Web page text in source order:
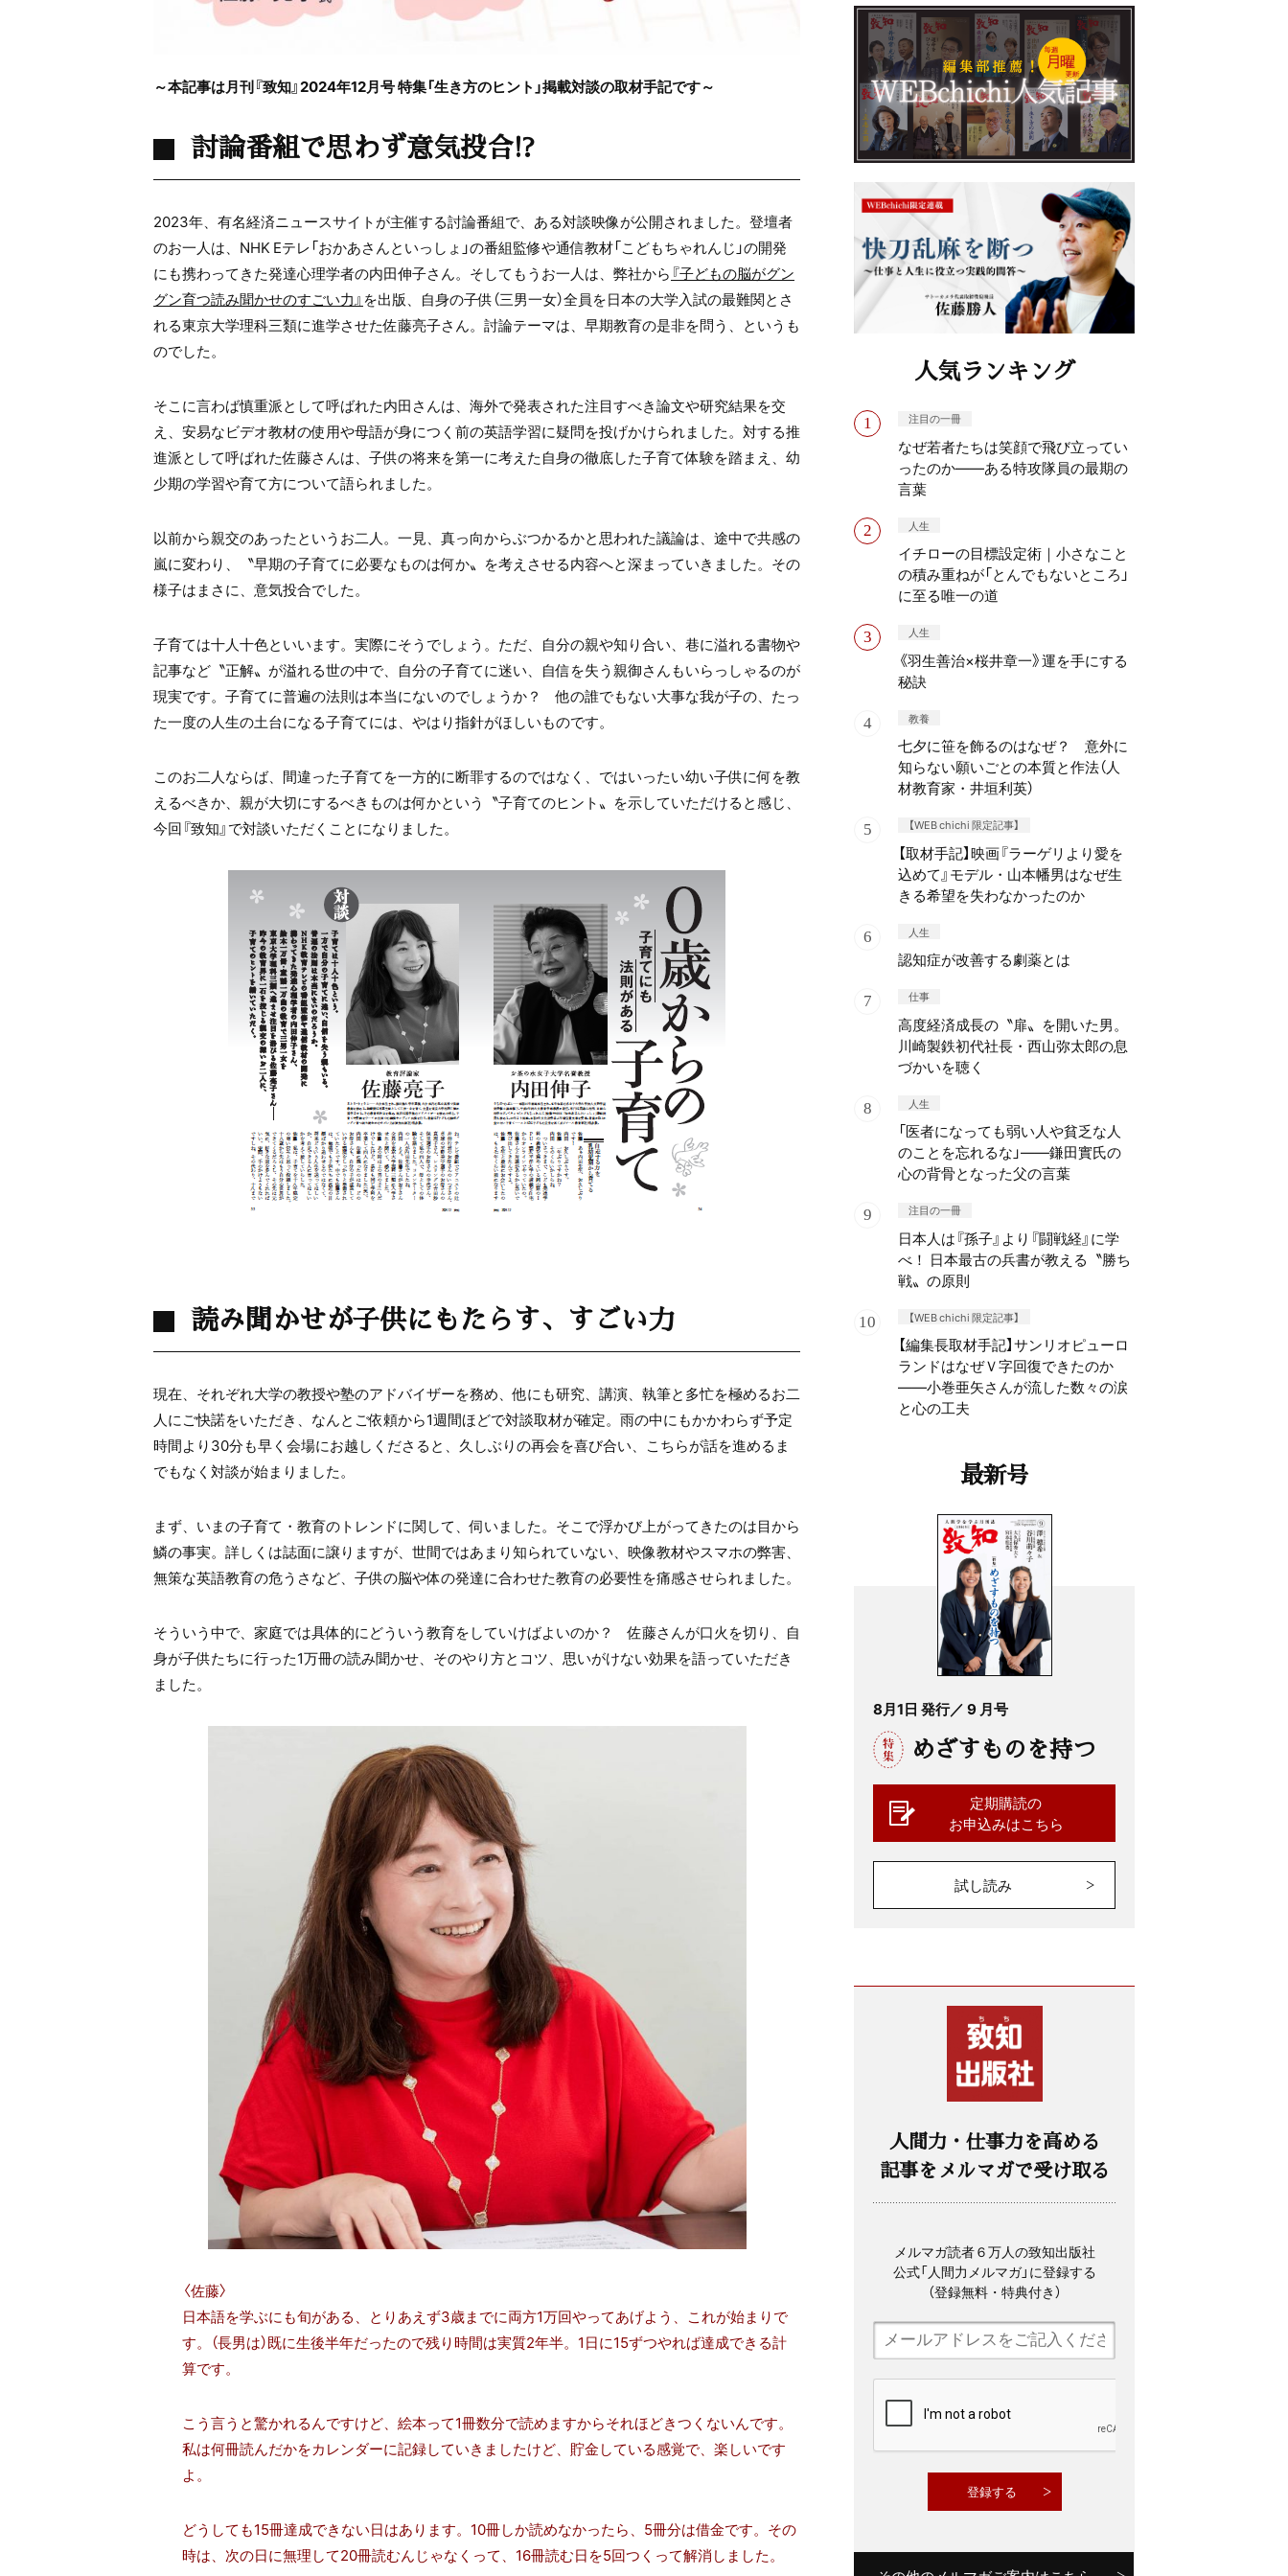
～本記事は月刊『致知』2024年12月号 特集「生き方のヒント」掲載対談の取材手記です～
討論番組で思わず意気投合!?
2023年、有名経済ニュースサイトが主催する討論番組で、ある対談映像が公開されました。登壇者
のお一人は、NHK Eテレ「おかあさんといっしょ」の番組監修や通信教材「こどもちゃれんじ」の開発
にも携わってきた発達心理学者の内田伸子さん。そしてもうお一人は、弊社から 『子どもの脳がグン
グン育つ読み聞かせのすごい力』 を出版、自身の子供（三男一女）全員を日本の大学入試の最難関とさ
れる東京大学理科三類に進学させた佐藤亮子さん。討論テーマは、早期教育の是非を問う、というも
のでした。
そこに言わば慎重派として呼ばれた内田さんは、海外で発表された注目すべき論文や研究結果を交
え、安易なビデオ教材の使用や母語が身につく前の英語学習に疑問を投げかけられました。対する推
進派として呼ばれた佐藤さんは、子供の将来を第一に考えた自身の徹底した子育て体験を踏まえ、幼
少期の学習や育て方について語られました。
以前から親交のあったというお二人。一見、真っ向からぶつかるかと思われた議論は、途中で共感の
嵐に変わり、〝早期の子育てに必要なものは何か〟を考えさせる内容へと深まっていきました。その
様子はまさに、意気投合でした。
子育ては十人十色といいます。実際にそうでしょう。ただ、自分の親や知り合い、巷に溢れる書物や
記事など〝正解〟が溢れる世の中で、自分の子育てに迷い、自信を失う親御さんもいらっしゃるのが
現実です。子育てに普遍の法則は本当にないのでしょうか？ 他の誰でもない大事な我が子の、たっ
た一度の人生の土台になる子育てには、やはり指針がほしいものです。
このお二人ならば、間違った子育てを一方的に断罪するのではなく、ではいったい幼い子供に何を教
えるべきか、親が大切にするべきものは何かという〝子育てのヒント〟を示していただけると感じ、
今回『致知』で対談いただくことになりました。
読み聞かせが子供にもたらす、すごい力
現在、それぞれ大学の教授や塾のアドバイザーを務め、他にも研究、講演、執筆と多忙を極めるお二
人にご快諾をいただき、なんとご依頼から1週間ほどで対談取材が確定。雨の中にもかかわらず予定
時間より30分も早く会場にお越しくださると、久しぶりの再会を喜び合い、こちらが話を進めるま
でもなく対談が始まりました。
まず、いまの子育て・教育のトレンドに関して、伺いました。そこで浮かび上がってきたのは目から
鱗の事実。詳しくは誌面に譲りますが、世間ではあまり知られていない、映像教材やスマホの弊害、
無策な英語教育の危うさなど、子供の脳や体の発達に合わせた教育の必要性を痛感させられました。
そういう中で、家庭では具体的にどういう教育をしていけばよいのか？ 佐藤さんが口火を切り、自
身が子供たちに行った1万冊の読み聞かせ、そのやり方とコツ、思いがけない効果を語っていただき
ました。
〈佐藤〉
日本語を学ぶにも旬がある、とりあえず3歳までに両方1万回やってあげよう、これが始まりで
す。（長男は）既に生後半年だったので残り時間は実質2年半。1日に15ずつやれば達成できる計
算です。
こう言うと驚かれるんですけど、絵本って1冊数分で読めますからそれほどきつくないんです。
私は何冊読んだかをカレンダーに記録していきましたけど、貯金している感覚で、楽しいです
よ。
どうしても15冊達成できない日はあります。10冊しか読めなかったら、5冊分は借金です。その
時は、次の日に無理して20冊読むんじゃなくって、16冊読む日を5回つくって解消しました。
人気ランキング
注目の一冊
なぜ若者たちは笑顔で飛び立ってい
ったのか——ある特攻隊員の最期の
言葉
人生
イチローの目標設定術｜小さなこと
の積み重ねが「とんでもないところ」
に至る唯一の道
人生
《羽生善治×桜井章一》運を手にする
秘訣
教養
七夕に笹を飾るのはなぜ？ 意外に
知らない願いごとの本質と作法（人
材教育家・井垣利英）
【WEB chichi 限定記事】
【取材手記】映画『ラーゲリより愛を
込めて』モデル・山本幡男はなぜ生
きる希望を失わなかったのか
人生
認知症が改善する劇薬とは
仕事
高度経済成長の〝扉〟を開いた男。
川崎製鉄初代社長・西山弥太郎の息
づかいを聴く
人生
「医者になっても弱い人や貧乏な人
のことを忘れるな」——鎌田實氏の
心の背骨となった父の言葉
注目の一冊
日本人は『孫子』より『闘戦経』に学
べ！ 日本最古の兵書が教える〝勝ち
戦〟の原則
【WEB chichi 限定記事】
【編集長取材手記】サンリオピューロ
ランドはなぜＶ字回復できたのか
——小巻亜矢さんが流した数々の涙
と心の工夫
最新号
8月1日 発行／ 9 月号
めざすものを持つ
定期購読の
お申込みはこちら
試し読み
人間力・仕事力を高める
記事をメルマガで受け取る
メルマガ読者６万人の致知出版社
公式「人間力メルマガ」に登録する
（登録無料・特典付き）